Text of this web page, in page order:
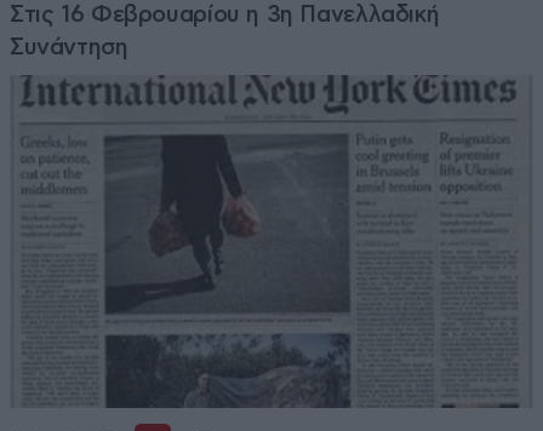
Στις 16 Φεβρουαρίου η 3η Πανελλαδική
Συνάντηση